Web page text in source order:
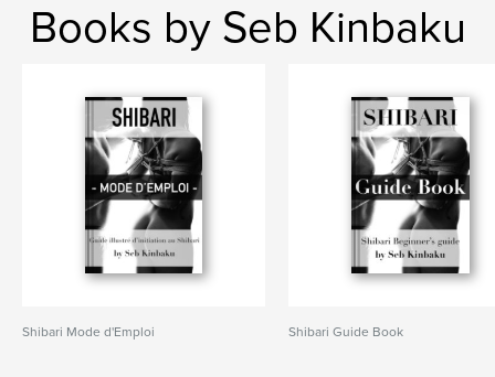
Books by Seb Kinbaku
Shibari Mode d'Emploi Shibari Guide Book